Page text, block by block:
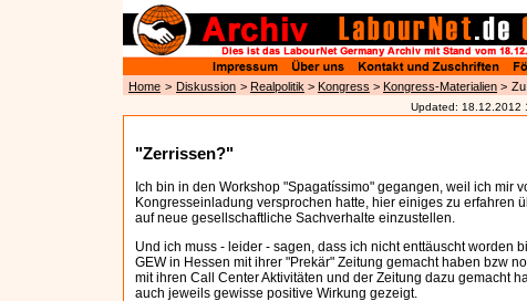
Home > Diskussion > Realpolitik > Kongress > Kongress-Materialien >
Updated: 18.12.2012
"Zerrissen?"
Ich bin in den Workshop "Spagatíssimo" gegangen, weil ich mir
Kongresseinladung versprochen hatte, hier einiges zu erfahren
auf neue gesellschaftliche Sachverhalte einzustellen.
Und ich muss - leider - sagen, dass ich nicht enttäuscht worden
GEW in Hessen mit ihrer "Prekär" Zeitung gemacht haben bzw
mit ihren Call Center Aktivitäten und der Zeitung dazu gemacht
auch jeweils gewisse positive Wirkung gezeigt.